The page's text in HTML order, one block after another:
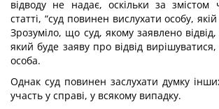
відводу не надає, оскільки за змістом
статті, “суд повинен вислухати особу, якій
Зрозуміло, що суд, якому заявлено відвід,
який буде заяву про відвід
особа.
Однак суд повинен заслухати думку
участь у справі, у всякому випадку.